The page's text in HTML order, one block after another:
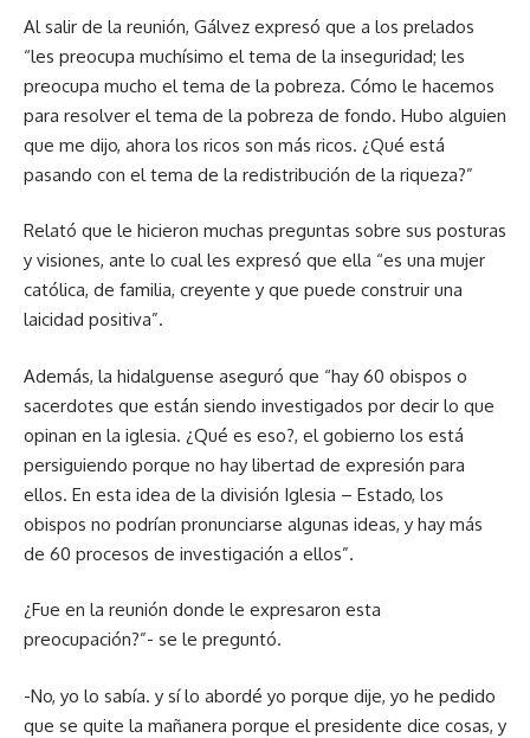
Al salir de la reunión, Gálvez expresó que a los prelados
“les preocupa muchísimo el tema de la inseguridad; les
preocupa mucho el tema de la pobreza. Cómo le hacemos
para resolver el tema de la pobreza de fondo. Hubo alguien
que me dijo, ahora los ricos son más ricos. ¿Qué está
pasando con el tema de la redistribución de la riqueza?”
Relató que le hicieron muchas preguntas sobre sus posturas
y visiones, ante lo cual les expresó que ella “es una mujer
católica, de familia, creyente y que puede construir una
laicidad positiva”.
Además, la hidalguense aseguró que “hay 60 obispos o
sacerdotes que están siendo investigados por decir lo que
opinan en la iglesia. ¿Qué es eso?, el gobierno los está
persiguiendo porque no hay libertad de expresión para
ellos. En esta idea de la división Iglesia – Estado, los
obispos no podrían pronunciarse algunas ideas, y hay más
de 60 procesos de investigación a ellos”.
¿Fue en la reunión donde le expresaron esta
preocupación?”- se le preguntó.
-No, yo lo sabía. y sí lo abordé yo porque dije, yo he pedido
que se quite la mañanera porque el presidente dice cosas, y